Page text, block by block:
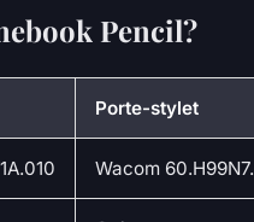
Pencil?
Porte-stylet
Wacom